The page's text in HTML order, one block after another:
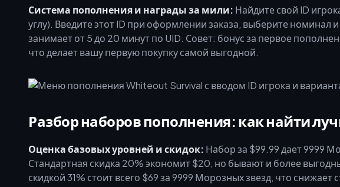
Система пополнения и награды за мили: Найдите свой ID
углу). Введите этот ID при оформлении заказа, выберите номинал
занимает от 5 до 20 минут по UID. Совет: бонус за первое
что делает вашу первую покупку самой выгодной.
Разбор наборов пополнения: как найти
Оценка базовых уровней и скидок: Набор за $99.99 дает 9999
Стандартная скидка 20% экономит $20, но бывают и более
скидкой 31% стоит всего $69 за 9999 Морозных звезд, что